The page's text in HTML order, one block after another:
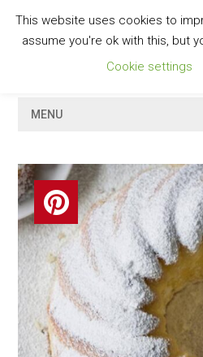
content
MENU
This website uses cookies to
assume you're ok with this, but
Cookie settings